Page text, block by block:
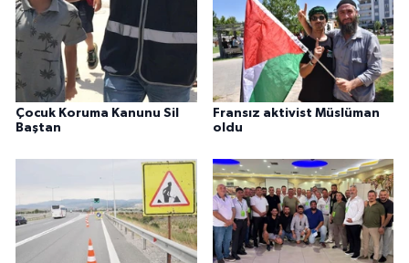
Çocuk Koruma Kanunu Sil
Baştan
Fransız aktivist Müslüman
oldu